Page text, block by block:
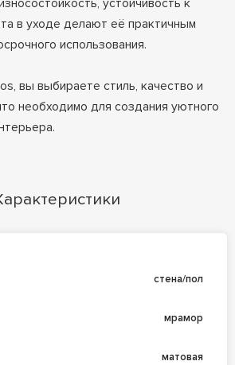
устойчивость к
в уходе делают её практичным
использования.
вы выбираете стиль, качество и
необходимо для создания уютного
стена/пол
мрамор
матовая